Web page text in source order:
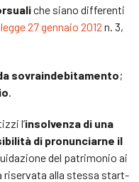
che siano differenti
legge 27 gennaio 2012 n. 3,
sovraindebitamento;
.
l’insolvenza di una
di pronunciarne il
del patrimonio ai
riservata alla stessa start-